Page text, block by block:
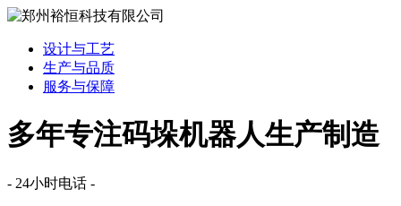
设计与工艺
生产与品质
服务与保障
多年专注码垛机器人生产制造
- 24小时电话 -